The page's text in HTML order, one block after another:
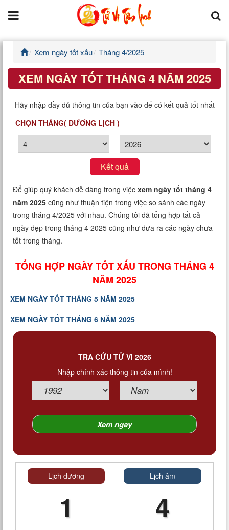
Trang chủ
Tử Vi Đẩu Số
Tử Vi 12 Con Giáp
Phong thủy
Văn Hoa Tâm linh
Xem ngày
Xem tuổi
Xem bói
Cung hoàng đạo
Xem ngày tốt xấu Tháng 4/2025
XEM NGÀY TỐT THÁNG 4 NĂM 2025
Hãy nhập đầy đủ thông tin của bạn vào để có kết quả tốt nhất
CHỌN THÁNG( DƯƠNG LỊCH )
Kết quả
Để giúp quý khách dễ dàng trong việc xem ngày tốt tháng 4
năm 2025 cũng như thuận tiện trong việc so sánh các ngày
trong tháng 4/2025 với nhau. Chúng tôi đã tổng hợp tất cả
ngày đẹp trong tháng 4 2025 cũng như đưa ra các ngày chưa
tốt trong tháng.
TỔNG HỢP NGÀY TỐT XẤU TRONG THÁNG 4
NĂM 2025
XEM NGÀY TỐT THÁNG 5 NĂM 2025
XEM NGÀY TỐT THÁNG 6 NĂM 2025
TRA CỨU TỬ VI 2026
Nhập chính xác thông tin của mình!
Lịch dương
1
Lịch âm
4